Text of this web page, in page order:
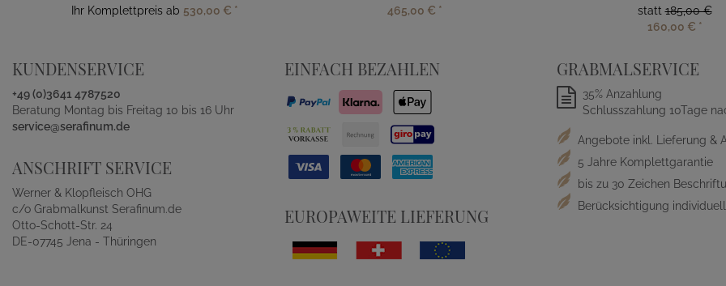
Ihr Komplettpreis ab 530,00 € * 465,00 € * statt185,00 €
160,00 € *
KUNDENSERVICE
+49 (0)3641 4787520
Beratung Montag bis Freitag 10 bis 16 Uhr
service@serafinum.de
ANSCHRIFT SERVICE
Werner & Klopfleisch OHG
c/o Grabmalkunst Serafinum.de
Otto-Schott-Str. 24
DE-07745 Jena - Thüringen
EINFACH BEZAHLEN
EUROPAWEITE LIEFERUNG
GRABMALSERVICE
35% Anzahlung
Schlusszahlung 10Tage
Angebote inkl. Lieferung &
5 Jahre Komplettgarantie
bis zu 30 Zeichen
Berücksichtigung